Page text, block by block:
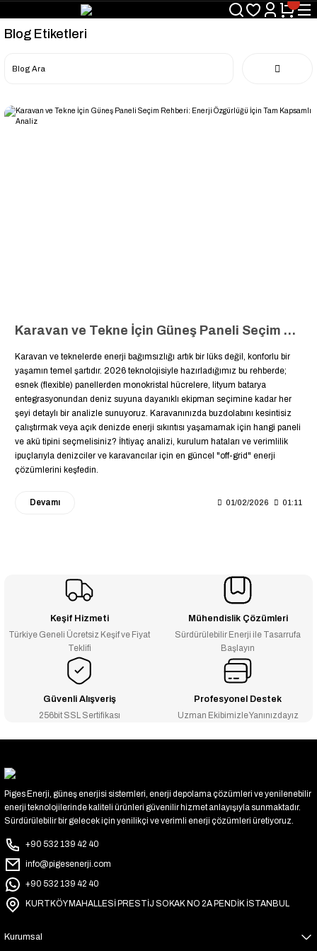
Blog Etiketleri
Karavan ve Tekne İçin Güneş Paneli Seçim Rehberi: Enerji Özgürlüğü İçin Tam Kapsamlı Analiz
Karavan ve teknelerde enerji bağımsızlığı artık bir lüks değil, konforlu bir
yaşamın temel şartıdır. 2026 teknolojisiyle hazırladığımız bu rehberde;
esnek (flexible) panellerden monokristal hücrelere, lityum batarya
entegrasyonundan deniz suyuna dayanıklı ekipman seçimine kadar her
şeyi detaylı bir analizle sunuyoruz. Karavanınızda buzdolabını kesintisiz
çalıştırmak veya açık denizde enerji sıkıntısı yaşamamak için hangi paneli
ve akü tipini seçmelisiniz? İhtiyaç analizi, kurulum hataları ve verimlilik
ipuçlarıyla denizciler ve karavancılar için en güncel "off-grid" enerji
çözümlerini keşfedin.
Devamı 01/02/2026 01:11
Keşif Hizmeti
Türkiye Geneli Ücretsiz Keşif ve Fiyat
Teklifi
Mühendislik Çözümleri
Sürdürülebilir Enerji ile Tasarrufa
Başlayın
Güvenli Alışveriş
256bit SSL Sertifikası
Profesyonel Destek
Uzman Ekibimizle Yanınızdayız
Piges Enerji, güneş enerjisi sistemleri, enerji depolama çözümleri ve yenilenebilir
enerji teknolojilerinde kaliteli ürünleri güvenilir hizmet anlayışıyla sunmaktadır.
Sürdürülebilir bir gelecek için yenilikçi ve verimli enerji çözümleri üretiyoruz.
+90 532 139 42 40
info@pigesenerji.com
+90 532 139 42 40
KURTKÖY MAHALLESİ PRESTİJ SOKAK NO 2A PENDİK İSTANBUL
Kurumsal